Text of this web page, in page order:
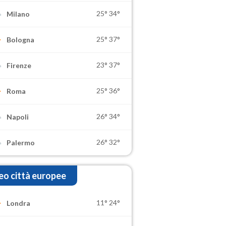
Milano 25° 34°
Bologna 25° 37°
Firenze 23° 37°
Roma 25° 36°
Napoli 26° 34°
Palermo 26° 32°
città europee
Londra 11° 24°